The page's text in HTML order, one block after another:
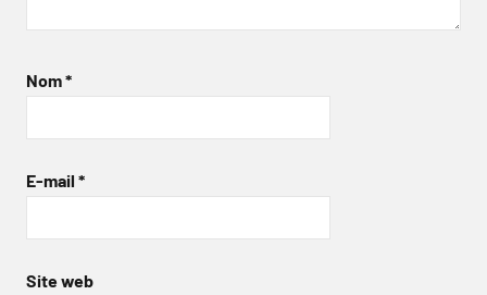
Nom*
E-mail *
Site web